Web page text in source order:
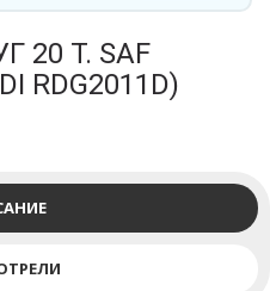
20 Т. SAF
RDG2011D)